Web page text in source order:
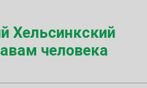
Хельсинкский
человека